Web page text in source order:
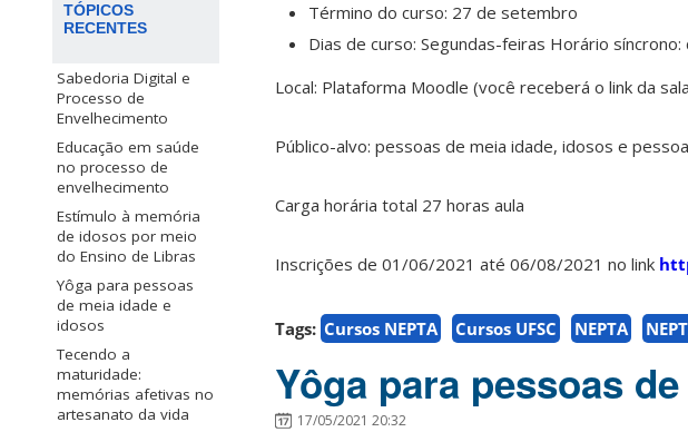
TÓPICOS
RECENTES
Sabedoria Digital e
Processo de
Envelhecimento
Educação em saúde
no processo de
envelhecimento
Estímulo à memória
de idosos por meio
do Ensino de Libras
Yôga para pessoas
de meia idade e
idosos
Tecendo a
maturidade:
memórias afetivas no
artesanato da vida
Término do curso: 27 de setembro
Dias de curso: Segundas-feiras Horário
Local: Plataforma Moodle (você receberá o link da
Público-alvo: pessoas de meia idade, idosos e
Carga horária total 27 horas aula
Inscrições de 01/06/2021 até 06/08/2021 no link
Tags: Cursos NEPTA Cursos UFSC NEPTA
Yôga para pessoas
17/05/2021 20:32